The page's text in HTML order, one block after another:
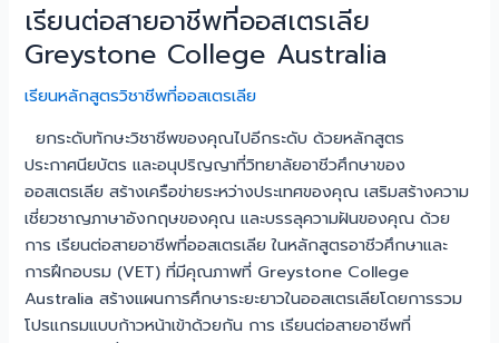
เรียนต่อสายอาชีพที่ออสเตรเลีย
Greystone College Australia
เรียนหลักสูตรวิชาชีพที่ออสเตรเลีย
ยกระดับทักษะวิชาชีพของคุณไปอีกระดับ ด้วยหลักสูตร
ประกาศนียบัตร และอนุปริญญาที่วิทยาลัยอาชีวศึกษาของ
ออสเตรเลีย สร้างเครือข่ายระหว่างประเทศของคุณ เสริมสร้างความ
เชี่ยวชาญภาษาอังกฤษของคุณ และบรรลุความฝันของคุณ ด้วย
การ เรียนต่อสายอาชีพที่ออสเตรเลีย ในหลักสูตรอาชีวศึกษาและ
การฝึกอบรม (VET) ที่มีคุณภาพที่ Greystone College
Australia สร้างแผนการศึกษาระยะยาวในออสเตรเลียโดยการรวม
โปรแกรมแบบก้าวหน้าเข้าด้วยกัน การ เรียนต่อสายอาชีพที่